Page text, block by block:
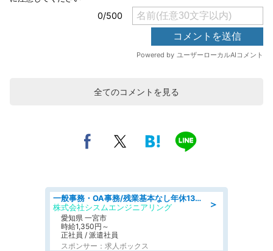
全てのコメントを見る
＞
一般事務・OA事務/残業基本なし年休130日社保完備の一般・調達事務
株式会社シスムエンジニアリング
愛知県 一宮市
時給1,350円～
正社員 / 派遣社員
スポンサー：求人ボックス